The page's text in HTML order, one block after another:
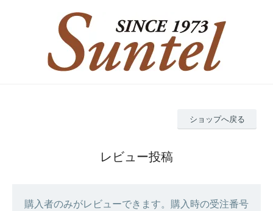
ショップへ戻る
レビュー投稿
購入者のみがレビューできます。購入時の受注番号